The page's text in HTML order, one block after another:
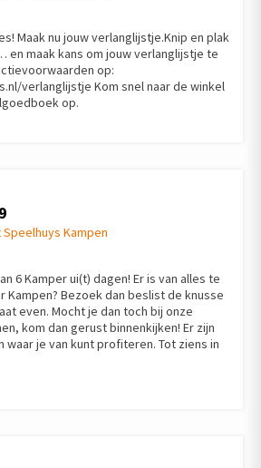
Maak nu jouw verlanglijstje.Knip en plak
en maak kans om jouw verlanglijstje te
op:
verlanglijstje Kom snel naar de winkel
op.
Speelhuys Kampen
6 Kamper ui(t) dagen! Er is van alles te
Kampen? Bezoek dan beslist de knusse
even. Mocht je dan toch bij onze
kom dan gerust binnenkijken! Er zijn
waar je van kunt profiteren. Tot ziens in